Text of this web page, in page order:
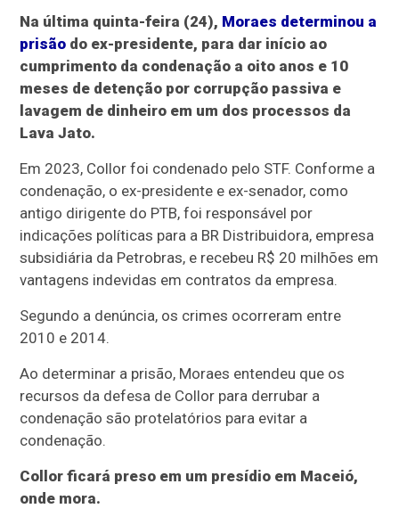
Na última quinta-feira (24), Moraes determinou a
prisão do ex-presidente, para dar início ao
cumprimento da condenação a oito anos e 10
meses de detenção por corrupção passiva e
lavagem de dinheiro em um dos processos da
Lava Jato.
Em 2023, Collor foi condenado pelo STF. Conforme a
condenação, o ex-presidente e ex-senador, como
antigo dirigente do PTB, foi responsável por
indicações políticas para a BR Distribuidora, empresa
subsidiária da Petrobras, e recebeu R$ 20 milhões em
vantagens indevidas em contratos da empresa.
Segundo a denúncia, os crimes ocorreram entre
2010 e 2014.
Ao determinar a prisão, Moraes entendeu que os
recursos da defesa de Collor para derrubar a
condenação são protelatórios para evitar a
condenação.
Collor ficará preso em um presídio em Maceió,
onde mora.